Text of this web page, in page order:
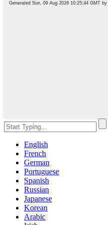
English
French
German
Portuguese
Spanish
Russian
Japanese
Korean
Arabic